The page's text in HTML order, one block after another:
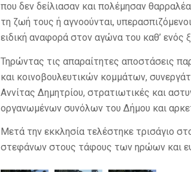
που δεν δείλιασαν και πολέμησαν
τη ζωή τους ή αγνοούνται,
ειδική αναφορά στον αγώνα του καθ’ ενός
Τηρώντας τις απαραίτητες αποστάσεις
και κοινοβουλευτικών κομμάτων,
Αννίτας Δημητρίου, στρατιωτικές και
οργανωμένων συνόλων του Δήμου και
Μετά την εκκλησία τελέστηκε τρισάγιο
στεφάνων στους τάφους των ηρώων και